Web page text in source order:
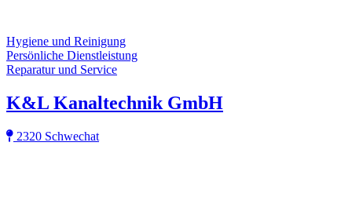
Hygiene und Reinigung
Persönliche Dienstleistung
Reparatur und Service
K&L Kanaltechnik GmbH
2320 Schwechat